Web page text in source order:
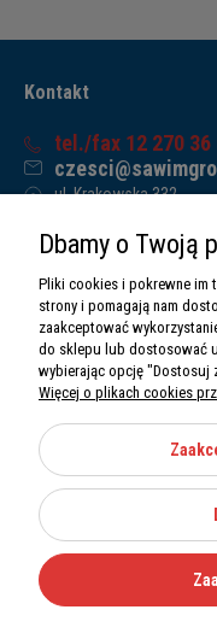
Kontakt
tel./fax 12 270 36
ul. Krakowska 332,
Sawim Group Mariusz
NIP: 5130284470
REGON: 5246591010
O nas
Informacje
Moje konto
Kategorie
Dbamy o Twoją
Pliki cookies i pokrewne im
strony i pomagają nam
zaakceptować
do sklepu lub dostosować
wybierając opcję "Dostosuj
Więcej o plikach cookies